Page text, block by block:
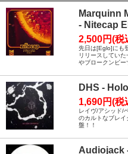
Marquinn
- Nitecap
2,500円(税
先日は[Eglo]にも
リリースしてい
やブロークンビー
DHS -
1,690円(税
レイヴ/アシッド/
のカルトなブレ
盤！！
Audiojack